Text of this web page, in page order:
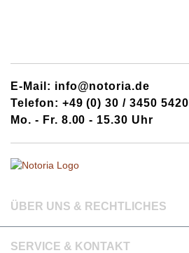
E-Mail: info@notoria.de
Telefon: +49 (0) 30 / 3450 5420
Mo. - Fr. 8.00 - 15.30 Uhr
ÜBER UNS & RECHTLICHES
SERVICE & KONTAKT